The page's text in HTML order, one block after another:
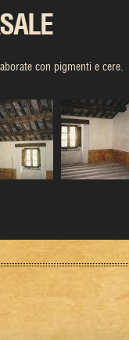
con pigmenti e cere.